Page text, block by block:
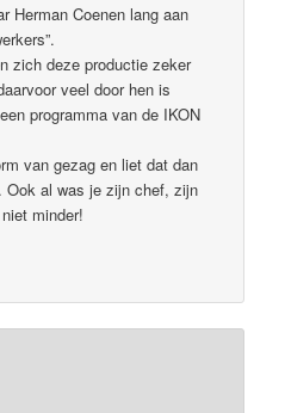
Herman Coenen lang aan
zich deze productie zeker
veel door hen is
programma van de IKON
van gezag en liet dat dan
Ook al was je zijn chef, zijn
minder!